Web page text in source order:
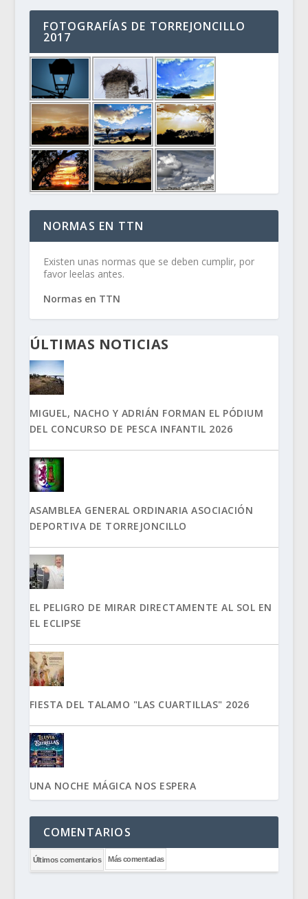
FOTOGRAFÍAS DE TORREJONCILLO
2017
NORMAS EN TTN
Existen unas normas que se deben cumplir, por
favor leelas antes.
Normas en TTN
ÚLTIMAS NOTICIAS
MIGUEL, NACHO Y ADRIÁN FORMAN EL PÓDIUM
DEL CONCURSO DE PESCA INFANTIL 2026
ASAMBLEA GENERAL ORDINARIA ASOCIACIÓN
DEPORTIVA DE TORREJONCILLO
EL PELIGRO DE MIRAR DIRECTAMENTE AL SOL EN
EL ECLIPSE
FIESTA DEL TALAMO "LAS CUARTILLAS" 2026
UNA NOCHE MÁGICA NOS ESPERA
COMENTARIOS
Últimos comentarios Más comentadas